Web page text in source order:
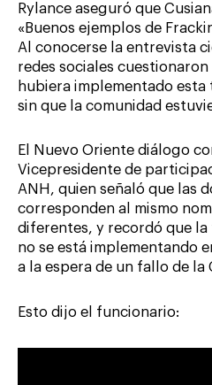
Rylance aseguró que
«Buenos ejemplos de
Al conocerse la entrevista
redes sociales
hubiera implementado
sin que la comunidad
El Nuevo Oriente diálogo
Vicepresidente de
ANH, quien señaló que las
corresponden al mismo
diferentes, y recordó que
no se está implementando
a la espera de un fallo de la
Esto dijo el funcionario: